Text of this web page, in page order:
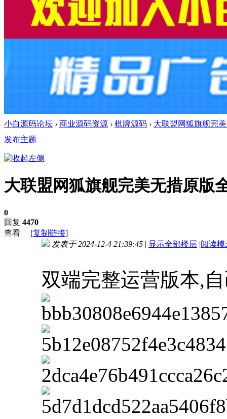
小白源码论坛 › 商业源码资源 › 棋牌源码 › 大联盟网狐旗舰完
发布主题
大联盟网狐旗舰完美无措原版
0
回复 4470
查看
[复制链接]
发表于 2024-12-4 21:39:45 | 显示全部楼层 |阅读模
双端完整运营版本,